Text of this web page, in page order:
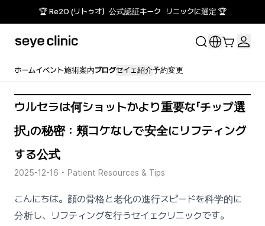
🏆 Re2O (リトゥオ）公式認証キーク リニックに選定 🏆
ホームイベント施術案内ブログセイェ紹介予約変更
ウルセラは何ショットかより重要な「チップ選
択」の秘密：頬コケなしで安全にリフティング
する公式
2025-12-16 • Patient Resources & Tips
こんにちは。顔の骨格と老化の進行スピードを科学的に
分析し、リフティングを行うセイェクリニックです。